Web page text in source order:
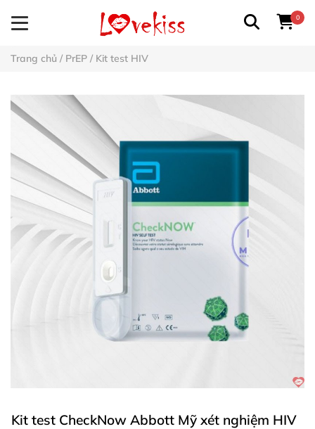
0
Trang chủ / PrEP / Kit test HIV
Kit test CheckNow Abbott Mỹ xét nghiệm HIV